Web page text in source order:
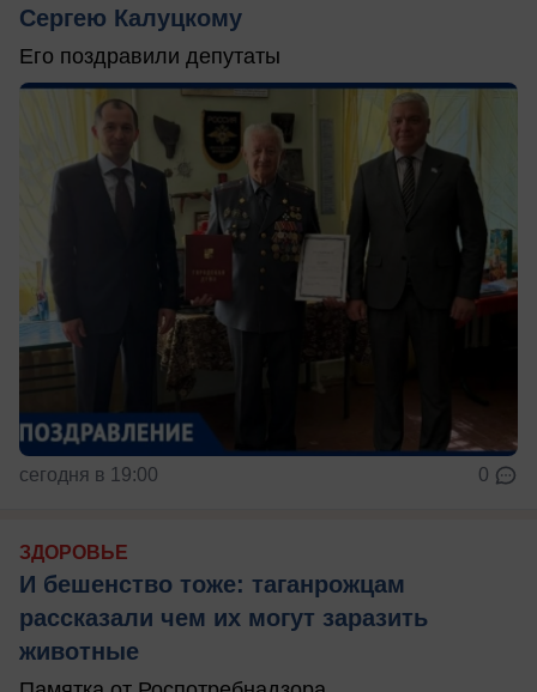
Сергею Калуцкому
Его поздравили депутаты
сегодня в 19:00 0
ЗДОРОВЬЕ
И бешенство тоже: таганрожцам
рассказали чем их могут заразить
животные